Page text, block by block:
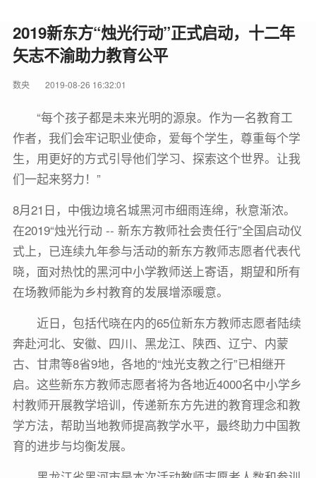
2019新东方“烛光行动”正式启动，十二年
矢志不渝助力教育公平
数央 2019-08-26 16:32:01
“每个孩子都是未来光明的源泉。作为一名教育工
作者，我们会牢记职业使命，爱每个学生，尊重每个学
生，用更好的方式引导他们学习、探索这个世界。让我
们一起来努力！”
8月21日，中俄边境名城黑河市细雨连绵，秋意渐浓。
在2019“烛光行动 -- 新东方教师社会责任行”全国启动仪
式上，已连续九年参与活动的新东方教师志愿者代表代
晓，面对热忱的黑河中小学教师送上寄语，期望和所有
在场教师能为乡村教育的发展增添暖意。
近日，包括代晓在内的65位新东方教师志愿者陆续
奔赴河北、安徽、四川、黑龙江、陕西、辽宁、内蒙
古、甘肃等8省9地，各地的“烛光支教之行”已相继开
启。这些新东方教师志愿者将为各地近4000名中小学乡
村教师开展教学培训，传递新东方先进的教育理念和教
学方法，帮助当地教师提高教学水平，最终助力中国教
育的进步与均衡发展。